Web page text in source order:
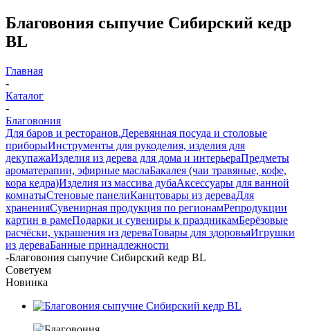
Благовония сыпучие Сибирский кедр
BL
Главная
-
Каталог
-
Благовония
Для баров и ресторанов.Деревянная посуда и столовые
приборыИнструменты для рукоделия, изделия для
декупажаИзделия из дерева для дома и интерьераПредметы
ароматерапии, эфирные маслаБакалея (чаи травяные, кофе,
кора кедра)Изделия из массива дубаАксессуары для ванной
комнатыСтеновые панелиКанцтовары из дереваДля
храненияСувенирная продукция по регионамРепродукции
картин в рамеПодарки и сувениры к праздникамБерёзовые
расчёски, украшения из дереваТовары для здоровьяИгрушки
из дереваБанные принадлежности
-Благовония сыпучие Сибирский кедр BL
Советуем
Новинка